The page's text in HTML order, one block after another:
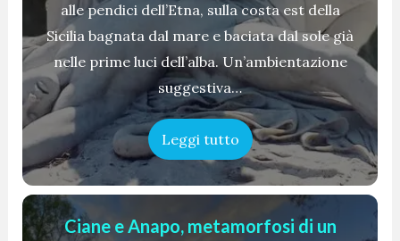
alle pendici dell’Etna, sulla costa est della
Sicilia bagnata dal mare e baciata dal sole già
nelle prime luci dell’alba. Un’ambientazione
suggestiva…
Leggi tutto
Ciane e Anapo, metamorfosi di un